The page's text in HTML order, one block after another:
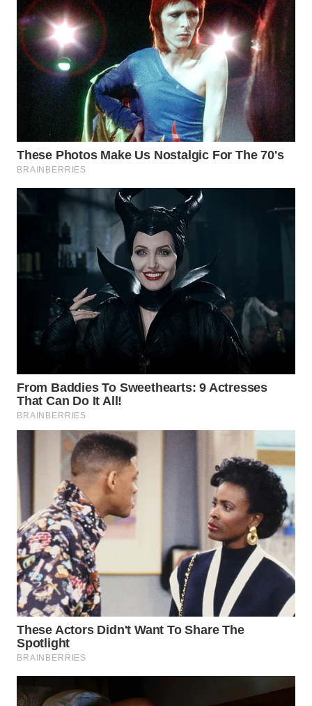
WN
PADANG
LAWAS
WN
SUMEDANG
CIANJUR
KEPULAUAN
SERIBU
WN
TANGERANG
BINJAI
CIREBON
WN
INDRAMAYU
KUNINGAN
WN
MAJALENGKA
WN
SUBANG
WN
SUKABUMI
WN
PURWAKARTA